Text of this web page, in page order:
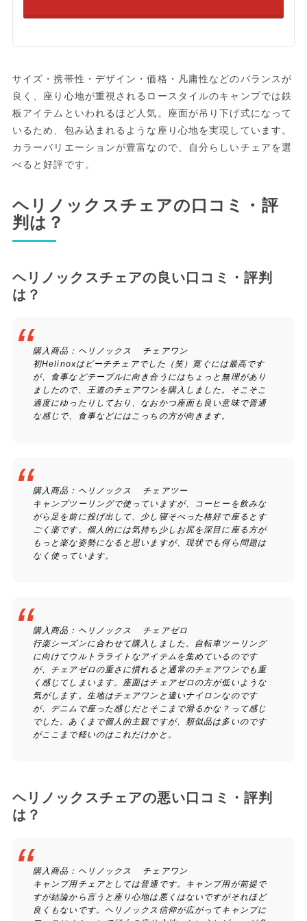
サイズ・携帯性・デザイン・価格・凡庸性などのバランスが
良く、座り心地が重視されるロースタイルのキャンプでは鉄
板アイテムといわれるほど人気。座面が吊り下げ式になって
いるため、包み込まれるような座り心地を実現しています。
カラーバリエーションが豊富なので、自分らしいチェアを選
べると好評です。
ヘリノックスチェアの口コミ・評
判は？
ヘリノックスチェアの良い口コミ・評判
は？
購入商品：ヘリノックス チェアワン
初Helinoxはビーチチェアでした（笑）寛ぐには最高です
が、食事などテーブルに向き合うにはちょっと無理があり
ましたので、王道のチェアワンを購入しました。そこそこ
適度にゆったりしており、なおかつ座面も良い意味で普通
な感じで、食事などにはこっちの方が向きます。
購入商品：ヘリノックス チェアツー
キャンプツーリングで使っていますが、コーヒーを飲みな
がら足を前に投げ出して、少し寝そべった格好で座るとす
ごく楽です。個人的には気持ち少しお尻を深目に座る方が
もっと楽な姿勢になると思いますが、現状でも何ら問題は
なく使っています。
購入商品：ヘリノックス チェアゼロ
行楽シーズンに合わせて購入しました。自転車ツーリング
に向けてウルトラライトなアイテムを集めているのです
が、チェアゼロの重さに慣れると通常のチェアワンでも重
く感じてしまいます。座面はチェアゼロの方が低いような
気がします。生地はチェアワンと違いナイロンなのです
が、デニムで座った感じだとそこまで滑るかな？って感じ
でした。あくまで個人的主観ですが、類似品は多いのです
がここまで軽いのはこれだけかと。
ヘリノックスチェアの悪い口コミ・評判
は？
購入商品：ヘリノックス チェアワン
キャンプ用チェアとしては普通です。キャンプ用が前提で
すが結論から言うと座り心地は悪くはないですがそれほど
良くもないです。ヘリノックス信仰が広がってキャンプに